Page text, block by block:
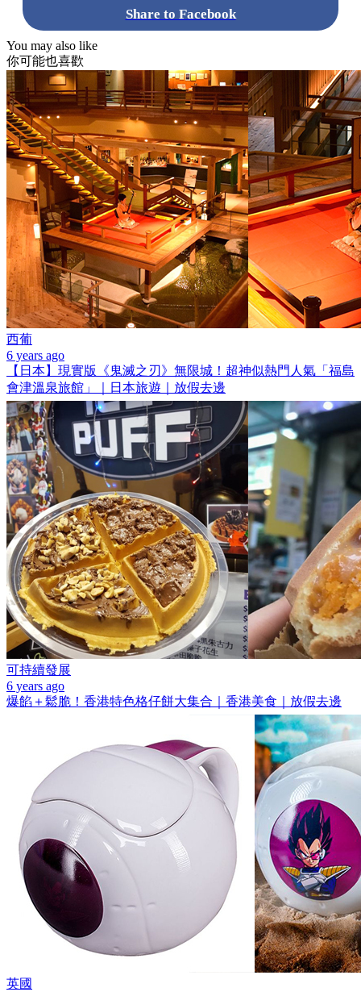
Share to Facebook
You may also like
你可能也喜歡
西葡
6 years ago
【日本】現實版《鬼滅之刃》無限城！超神似熱門人氣「福島
會津溫泉旅館」｜日本旅遊｜放假去邊
可持續發展
6 years ago
爆餡＋鬆脆！香港特色格仔餅大集合｜香港美食｜放假去邊
英國